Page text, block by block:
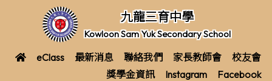
九龍三育中學
Kowloon Sam Yuk Secondary School
eClass 最新消息 聯絡我們 家長教師會
校友會
獎學金資訊
Instagram Facebook